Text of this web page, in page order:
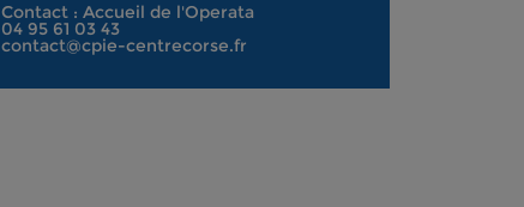
Contact : Accueil de l'Operata
04 95 61 03 43
contact@cpie-centrecorse.fr